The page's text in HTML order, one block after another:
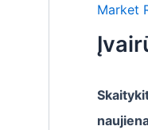
Market